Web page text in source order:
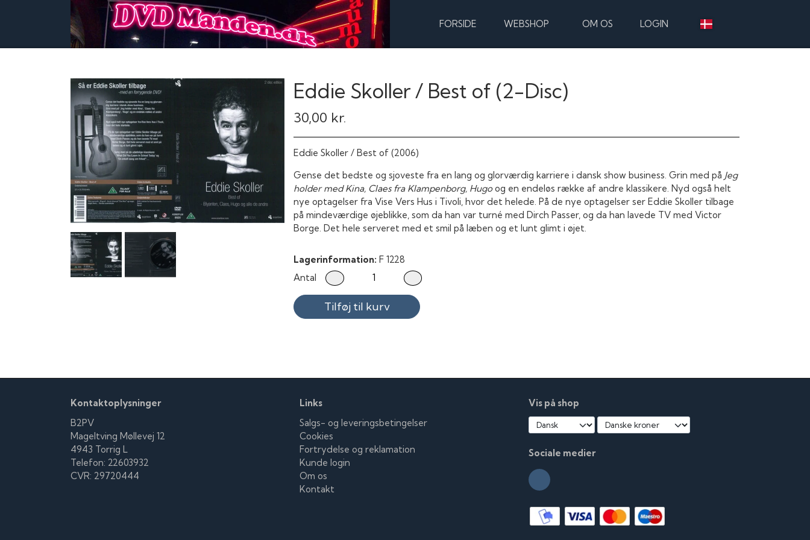
FORSIDE WEBSHOP OM OS LOGIN
Eddie Skoller / Best of (2-Disc)
30,00 kr.
Eddie Skoller / Best of (2006)
Gense det bedste og sjoveste fra en lang og glorværdig karriere i dansk show business. Grin med på Jeg
holder med Kina, Claes fra Klampenborg, Hugoog en endeløs række af andre klassikere. Nyd også helt
nye optagelser fra Vise Vers Hus i Tivoli, hvor det helede. På de nye optagelser ser Eddie Skoller tilbage
på mindeværdige øjeblikke, som da han var turné med Dirch Passer, og da han lavede TV med Victor
Borge. Det hele serveret med et smil på læben og et lunt glimt i øjet.
Lagerinformation: F 1228
Antal
Tilføj til kurv
Kontaktoplysninger
B2PV
Mageltving Møllevej 12
4943 Torrig L
Telefon: 22603932
CVR: 29720444
Links
Salgs- og leveringsbetingelser
Cookies
Fortrydelse og reklamation
Kunde login
Om os
Kontakt
Vis på shop
Sociale medier